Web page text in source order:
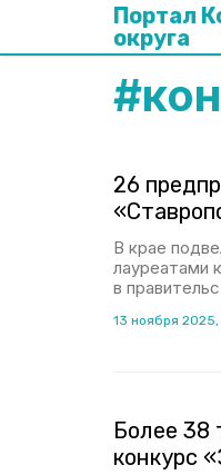
Портал
округа
#
26
В крае
лауреатами
в
13 ноября 2025,
Более 38
конкурс